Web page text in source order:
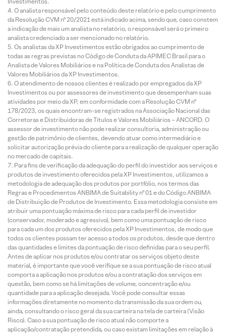
O analista responsável pelo conteúdo deste relatório e pelo cumprimento
da Resolução CVM nº 20/2021 está indicado acima, sendo que, caso constem
a indicação de mais um analista no relatório, o responsável será o primeiro
analista credenciado a ser mencionado no relatório.
Os analistas da XP Investimentos estão obrigados ao cumprimento de
todas as regras previstas no Código de Conduta da APIMEC Brasil para o
Analista de Valores Mobiliários e na Política de Conduta dos Analistas de
Valores Mobiliários da XP Investimentos.
O atendimento de nossos clientes é realizado por empregados da XP
Investimentos ou por assessores de investimento que desempenham suas
atividades por meio da XP, em conformidade com a Resolução CVM nº
178/2023, os quais encontram-se registrados na Associação Nacional das
Corretoras e Distribuidoras de Títulos e Valores Mobiliários – ANCORD. O
assessor de investimento não pode realizar consultoria, administração ou
gestão de patrimônio de clientes, devendo atuar como intermediário e
solicitar autorização prévia do cliente para a realização de qualquer operação
no mercado de capitais.
Para fins de verificação da adequação do perfil do investidor aos serviços e
produtos de investimento oferecidos pela XP Investimentos, utilizamos a
metodologia de adequação dos produtos por portfólio, nos termos das
Regras e Procedimentos ANBIMA de Suitability nº 01 e do Código ANBIMA
de Distribuição de Produtos de Investimento. Essa metodologia consiste em
atribuir uma pontuação máxima de risco para cada perfil de investidor
(conservador, moderado e agressivo), bem como uma pontuação de risco
para cada um dos produtos oferecidos pela XP Investimentos, de modo que
todos os clientes possam ter acesso a todos os produtos, desde que dentro
das quantidades e limites da pontuação de risco definidas para o seu perfil.
Antes de aplicar nos produtos e/ou contratar os serviços objeto deste
material, é importante que você verifique se a sua pontuação de risco atual
comporta a aplicação nos produtos e/ou a contratação dos serviços em
questão, bem como se há limitações de volume, concentração e/ou
quantidade para a aplicação desejada. Você pode consultar essas
informações diretamente no momento da transmissão da sua ordem ou,
ainda, consultando o risco geral da sua carteira na tela de carteira (Visão
Risco). Caso a sua pontuação de risco atual não comporte a
aplicação/contratação pretendida, ou caso existam limitações em relação à